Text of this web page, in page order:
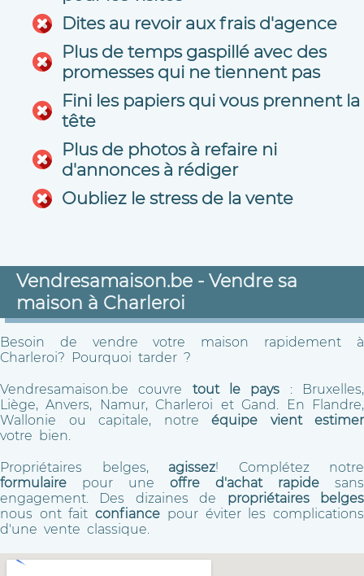
Dites au revoir aux frais d'agence
Plus de temps gaspillé avec des
promesses qui ne tiennent pas
Fini les papiers qui vous prennent la
tête
Plus de photos à refaire ni
d'annonces à rédiger
Oubliez le stress de la vente
Vendresamaison.be - Vendre sa
maison à Charleroi
Besoin de vendre votre maison rapidement à
Charleroi? Pourquoi tarder ?
Vendresamaison.be couvre tout le pays : Bruxelles,
Liège, Anvers, Namur, Charleroi et Gand. En Flandre,
Wallonie ou capitale, notre équipe vient estimer
votre bien.
Propriétaires belges, agissez! Complétez notre
formulaire pour une offre d'achat rapide sans
engagement. Des dizaines de propriétaires belges
nous ont faitconfiance pour éviter les complications
d'une vente classique.